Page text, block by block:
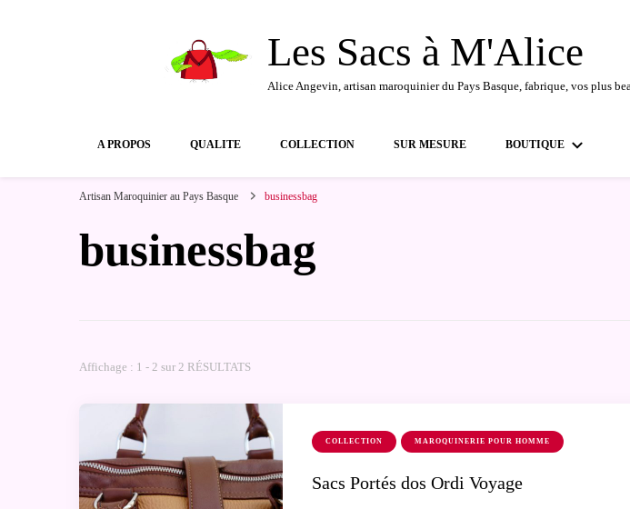
Les Sacs à M'Alice
Alice Angevin, artisan maroquinier du Pays Basque, fabrique, vos plus
A PROPOS QUALITE COLLECTION SUR MESURE BOUTIQUE
Artisan Maroquinier au Pays Basque businessbag
businessbag
Affichage : 1 - 2 sur 2 RÉSULTATS
COLLECTION MAROQUINERIE POUR HOMME
Sacs Portés dos Ordi Voyage